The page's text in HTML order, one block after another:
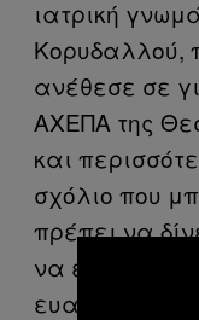
ιατρική
Κορυδαλλού,
ανέθεσε σε
ΑΧΕΠΑ της
και
σχόλιο που
πρέπει να
να
ευαισθησία